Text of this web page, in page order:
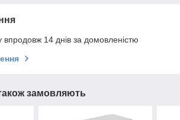
14 днів за домовленістю
замовляють